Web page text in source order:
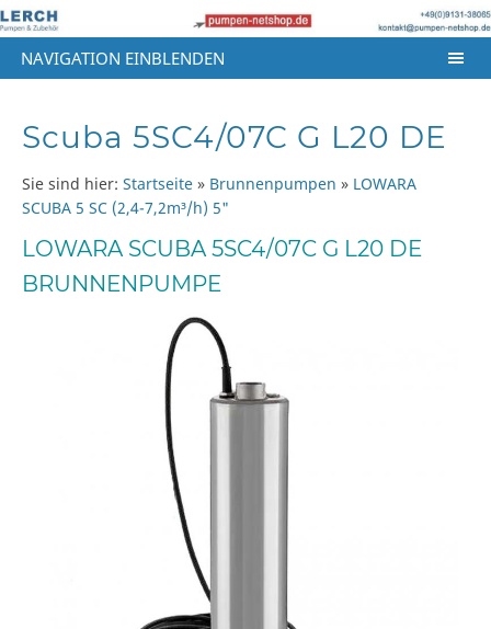
NAVIGATION EINBLENDEN
Scuba 5SC4/07C G L20 DE
Sie sind hier: Startseite » Brunnenpumpen » LOWARA
SCUBA 5 SC (2,4-7,2m³/h) 5"
LOWARA SCUBA 5SC4/07C G L20 DE
BRUNNENPUMPE